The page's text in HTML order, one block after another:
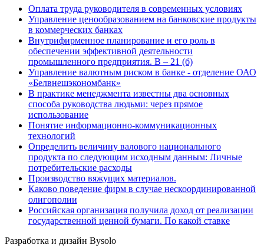
Оплата труда руководителя в современных условиях
Управление ценообразованием на банковские продукты
в коммерческих банках
Внутрифирменное планирование и его роль в
обеспечении эффективной деятельности
промышленного предприятия. В – 21 (б)
Управление валютным риском в банке - отделение ОАО
«Белвнешэкономбанк»
В практике менеджмента известны два основных
способа руководства людьми: через прямое
использование
Понятие информационно-коммуникационных
технологий
Определить величину валового национального
продукта по следующим исходным данным: Личные
потребительские расходы
Производство вяжущих материалов.
Каково поведение фирм в случае нескоординированной
олигополии
Российская организация получила доход от реализации
государственной ценной бумаги. По какой ставке
Разработка и дизайн Bysolo